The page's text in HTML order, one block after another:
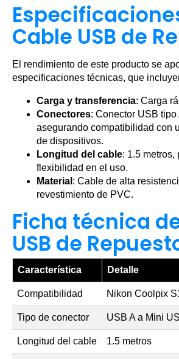
Cable USB de
El rendimiento de este producto se
especificaciones técnicas, que
Carga y transferencia: Carga
Conectores: Conector USB tipo
asegurando compatibilidad con
de dispositivos.
Longitud del cable: 1.5 metros,
flexibilidad en el uso.
Material : Cable de alta
revestimiento de PVC.
Ficha técnica
USB de
Característica Detalle
Compatibilidad Nikon Coolpix
Tipo de conector USB A a Mini
Longitud del cable 1.5 metros